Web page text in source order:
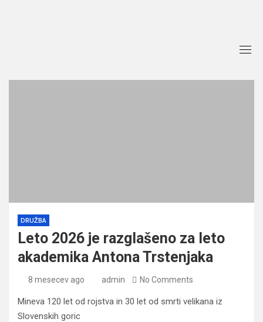
DRUŽBA
Leto 2026 je razglašeno za leto
akademika Antona Trstenjaka
8 mesecev ago admin No Comments
Mineva 120 let od rojstva in 30 let od smrti velikana iz
Slovenskih goric